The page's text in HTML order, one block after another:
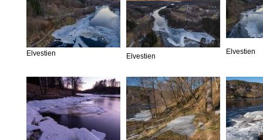
Elvestien Elvestien
Elvestien